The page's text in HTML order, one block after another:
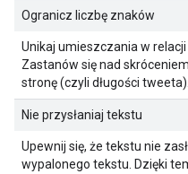
Ogranicz liczbę znaków
Unikaj umieszczania w
Zastanów się nad
stronę (czyli długości tweeta).
Nie przysłaniaj tekstu
Upewnij się, że tekstu nie
wypalonego tekstu. Dzięki